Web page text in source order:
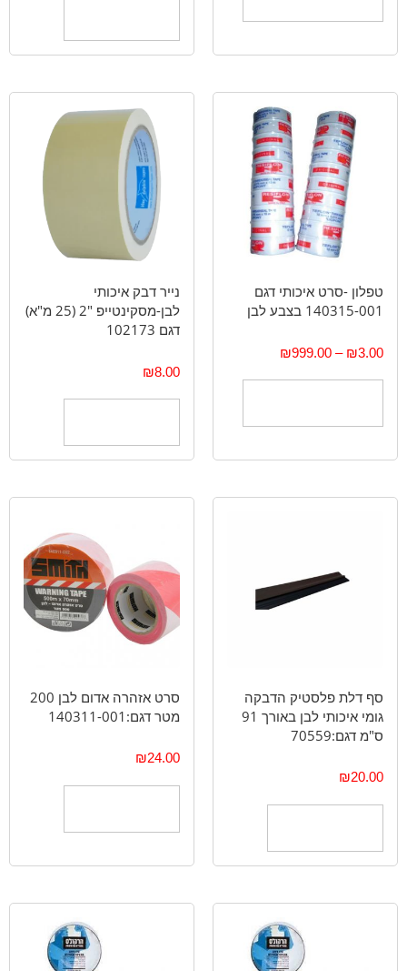
טפלון -סרט איכותי דגם
140315-001 בצבע לבן
₪3.00
–
₪999.00
נייר דבק איכותי
לבן-מסקינטייפ "2 (25 מ"א)
דגם 102173
₪8.00
סף דלת פלסטיק הדבקה
גומי איכותי לבן באורך 91
ס"מ דגם:70559
₪20.00
סרט אזהרה אדום לבן 200
מטר דגם:140311-001
₪24.00